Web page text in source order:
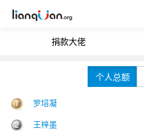
捐款大佬
个人总额
罗培凝
王梓墨